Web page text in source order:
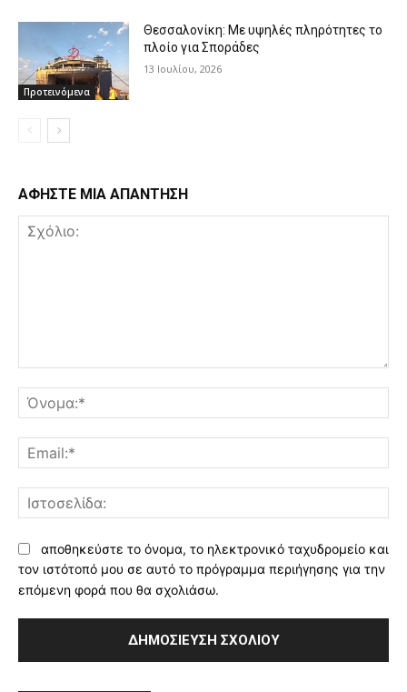
Προτεινόμενα
Θεσσαλονίκη: Με υψηλές πληρότητες το
πλοίο για Σποράδες
13 Ιουλίου, 2026
ΑΦΗΣΤΕ ΜΙΑ ΑΠΑΝΤΗΣΗ
αποθηκεύστε το όνομα, το ηλεκτρονικό ταχυδρομείο και
τον ιστότοπό μου σε αυτό το πρόγραμμα περιήγησης για την
επόμενη φορά που θα σχολιάσω.